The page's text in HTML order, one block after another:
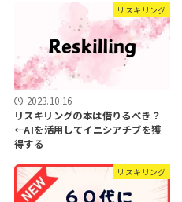
リスキリング
2023.10.16
リスキリングの本は借りるべき？
←AIを活用してイニシアチブを獲
得する
リスキリング